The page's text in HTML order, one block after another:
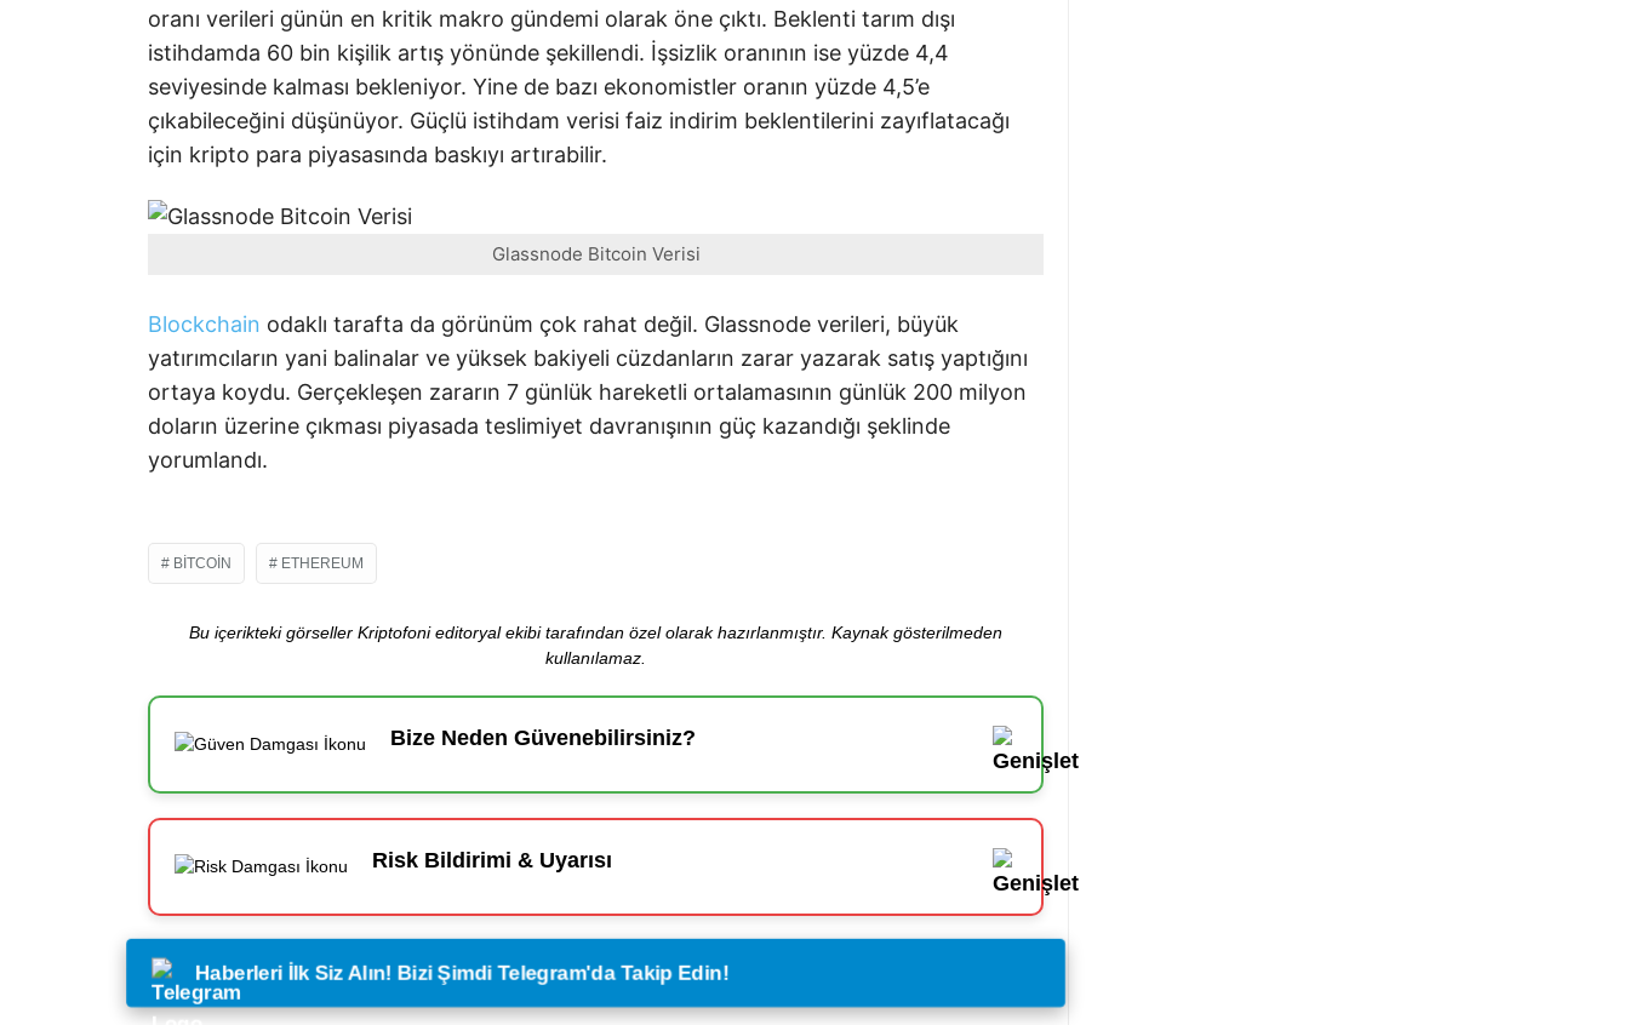
oranı verileri günün en kritik makro gündemi olarak öne çıktı. Beklenti tarım dışı
istihdamda 60 bin kişilik artış yönünde şekillendi. İşsizlik oranının ise yüzde 4,4
seviyesinde kalması bekleniyor. Yine de bazı ekonomistler oranın yüzde 4,5’e
çıkabileceğini düşünüyor. Güçlü istihdam verisi faiz indirim beklentilerini zayıflatacağı
için kripto para piyasasında baskıyı artırabilir.
Glassnode Bitcoin Verisi
Blockchain odaklı tarafta da görünüm çok rahat değil. Glassnode verileri, büyük
yatırımcıların yani balinalar ve yüksek bakiyeli cüzdanların zarar yazarak satış yaptığını
ortaya koydu. Gerçekleşen zararın 7 günlük hareketli ortalamasının günlük 200 milyon
doların üzerine çıkması piyasada teslimiyet davranışının güç kazandığı şeklinde
yorumlandı.
BITCOIN ETHEREUM
Bu içerikteki görseller Kriptofoni editoryal ekibi tarafından özel olarak hazırlanmıştır. Kaynak gösterilmeden
kullanılamaz.
Bize Neden Güvenebilirsiniz?
Risk Bildirimi & Uyarısı
Haberleri İlk Siz Alın! Bizi Şimdi Telegram'da Takip Edin!